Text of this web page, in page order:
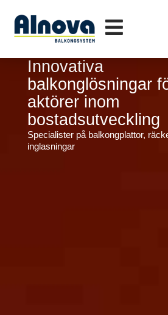
Innovativa
balkonglösningar
aktörer inom
bostadsutveckling
Specialister på balkongplattor,
inglasningar